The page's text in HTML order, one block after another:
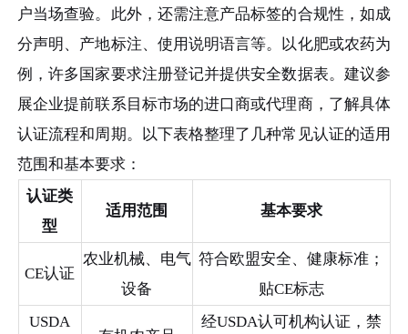
户当场查验。此外，还需注意产品标签的合规性，如成
分声明、产地标注、使用说明语言等。以化肥或农药为
例，许多国家要求注册登记并提供安全数据表。建议参
展企业提前联系目标市场的进口商或代理商，了解具体
认证流程和周期。以下表格整理了几种常见认证的适用
范围和基本要求：
认证类
型
适用范围 基本要求
CE认证
农业机械、电气
设备
符合欧盟安全、健康标准；
贴CE标志
USDA
经USDA认可机构认证，禁